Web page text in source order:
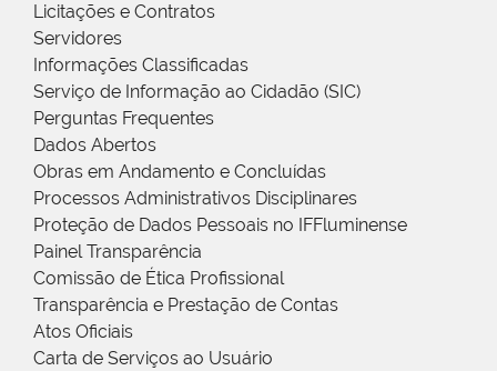
Licitações e Contratos
Servidores
Informações Classificadas
Serviço de Informação ao Cidadão (SIC)
Perguntas Frequentes
Dados Abertos
Obras em Andamento e Concluídas
Processos Administrativos Disciplinares
Proteção de Dados Pessoais no IFFluminense
Painel Transparência
Comissão de Ética Profissional
Transparência e Prestação de Contas
Atos Oficiais
Carta de Serviços ao Usuário